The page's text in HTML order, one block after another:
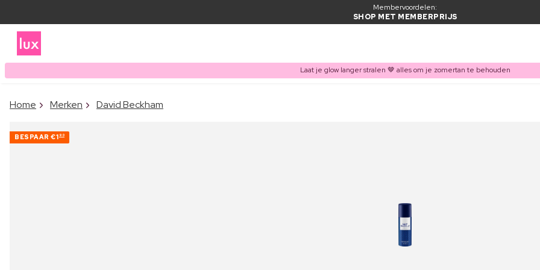
Membervoordelen:
SHOP MET MEMBERPRIJS
Laat je glow langer stralen 🤎 alles om je zomertan te behouden
Home Merken David Beckham
BESPAAR €1 90